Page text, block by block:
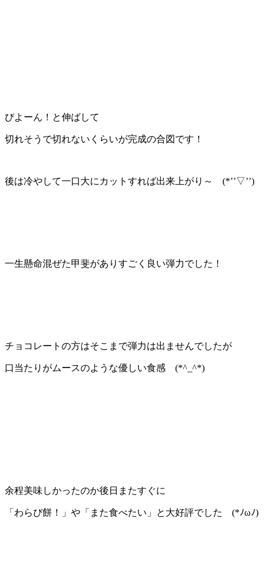
びよーん！と伸ばして
切れそうで切れないくらいが完成の合図です！
後は冷やして一口大にカットすれば出来上がり～ (*’’▽’’)
一生懸命混ぜた甲斐がありすごく良い弾力でした！
チョコレートの方はそこまで弾力は出ませんでしたが
口当たりがムースのような優しい食感 (*^_^*)
余程美味しかったのか後日またすぐに
「わらび餅！」や「また食べたい」と大好評でした (*ﾉωﾉ)